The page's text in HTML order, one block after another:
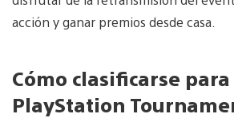
acción y ganar premios desde casa.
Cómo clasificarse para
PlayStation